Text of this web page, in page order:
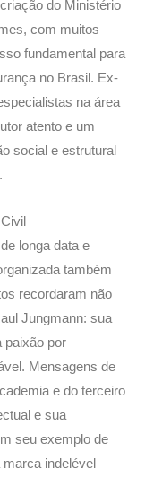
do Ministério
com muitos
fundamental para
no Brasil. Ex-
na área
atento e um
social e estrutural
longa data e
também
recordaram não
Jungmann: sua
paixão por
Mensagens de
e do terceiro
e sua
seu exemplo de
indelével